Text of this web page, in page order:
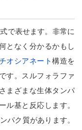
で表せます。非常に
となく分かるかもし
オシアネート構造を
す。スルフォラファ
まざまな生体タンパ
ル基と反応します。
パク質があります。